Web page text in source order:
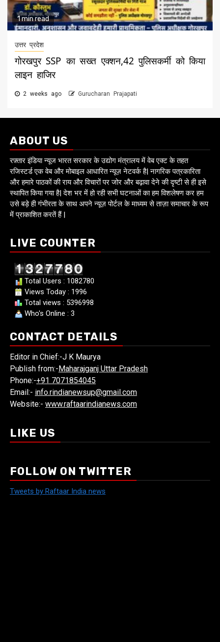
1 min read
उत्तर प्रदेश
गोरखपुर SSP का सख्त एक्शन,42 पुलिसकर्मी को किया
लाइन हाजिर
2 weeks ago Gurucharan Prajapati
ABOUT US
रफ़्तार इंडिया न्यूज भारत सरकार के उद्योग मंत्रालय में वेब एक्ट के तहत
रजिस्टर्ड एक वेब और मोबाइल आधारित न्यूज़ नेटवर्क है| नागरिक पत्रकारिता
और हमारे पाठकों की राय और विचारों पर जोर और बढ़ावा देने की दृष्टी से ही इसे
स्थापित किया गया है| देश भर में हो रही सभी घटनाओं का हम विशलेषण कर हम
उसे बड़े ही गंभीरता के साथ अपने न्यूज़ पोर्टल के माध्यम से ताज़ा समाचार के रूप
में प्राकाशित करतें हैं |
LIVE COUNTER
Total Users : 1082780
Views Today : 1996
Total views : 5396998
Who's Online : 3
CONTACT DETAILS
Editor in Chief:-J K Maurya
Publish from:-Maharajganj Uttar Pradesh
Phone:-+91 7071854045
Email:- info.rindianewsup@gmail.com
Website:- www.raftaarindianews.com
LIKE US
FOLLOW ON TWITTER
Tweets by Raftaar India news